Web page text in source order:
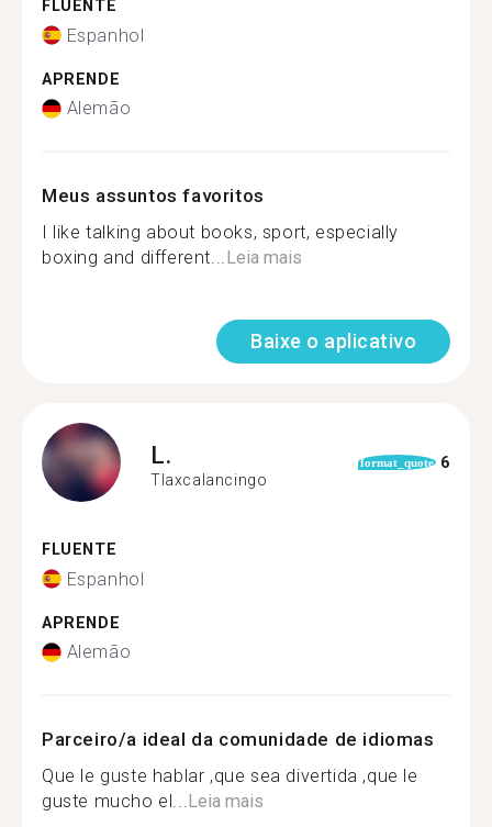
FLUENTE
Espanhol
APRENDE
Alemão
Meus assuntos favoritos
I like talking about books, sport, especially
boxing and different...Leia mais
Baixe o aplicativo
L.
Tlaxcalancingo
format_quote 6
FLUENTE
Espanhol
APRENDE
Alemão
Parceiro/a ideal da comunidade de idiomas
Que le guste hablar ,que sea divertida ,que le
guste mucho el...Leia mais